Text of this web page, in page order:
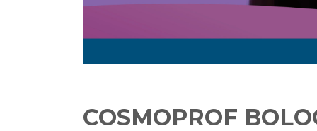
COSMOPROF